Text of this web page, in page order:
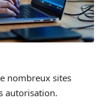
nombreux sites
autorisation.